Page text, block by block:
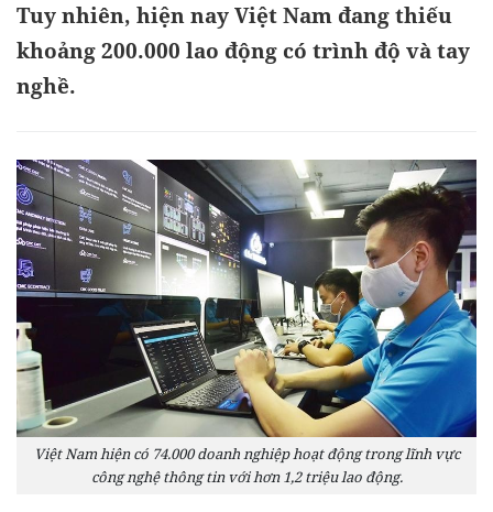
Tuy nhiên, hiện nay Việt Nam đang thiếu
khoảng 200.000 lao động có trình độ và tay
nghề.
Việt Nam hiện có 74.000 doanh nghiệp hoạt động trong lĩnh vực
công nghệ thông tin với hơn 1,2 triệu lao động.